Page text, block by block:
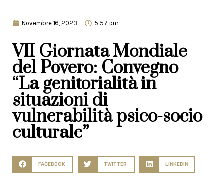
Novembre 16, 2023 5:57 pm
VII Giornata Mondiale
del Povero: Convegno
“La genitorialità in
situazioni di
vulnerabilità psico-socio
culturale”
FACEBOOK TWITTER LINKEDIN